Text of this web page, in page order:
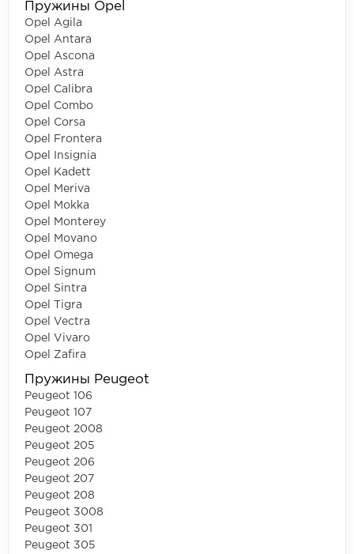
Пружины Opel
Opel Agila
Opel Antara
Opel Ascona
Opel Astra
Opel Calibra
Opel Combo
Opel Corsa
Opel Frontera
Opel Insignia
Opel Kadett
Opel Meriva
Opel Mokka
Opel Monterey
Opel Movano
Opel Omega
Opel Signum
Opel Sintra
Opel Tigra
Opel Vectra
Opel Vivaro
Opel Zafira
Пружины Peugeot
Peugeot 106
Peugeot 107
Peugeot 2008
Peugeot 205
Peugeot 206
Peugeot 207
Peugeot 208
Peugeot 3008
Peugeot 301
Peugeot 305